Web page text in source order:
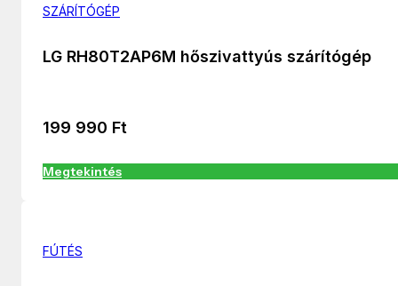
SZÁRÍTÓGÉP
LG RH80T2AP6M hőszivattyús szárítógép
199 990 Ft
Megtekintés
FÚTÉS